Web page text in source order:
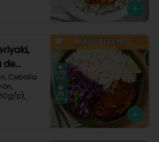
de
Cebolla
p),